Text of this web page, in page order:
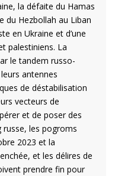
la défaite du Hamas
du Hezbollah au Liban
en Ukraine et d’une
palestiniens. La
le tandem russo-
antennes
de déstabilisation
vecteurs de
et de poser des
les pogroms
2023 et la
et les délires de
prendre fin pour